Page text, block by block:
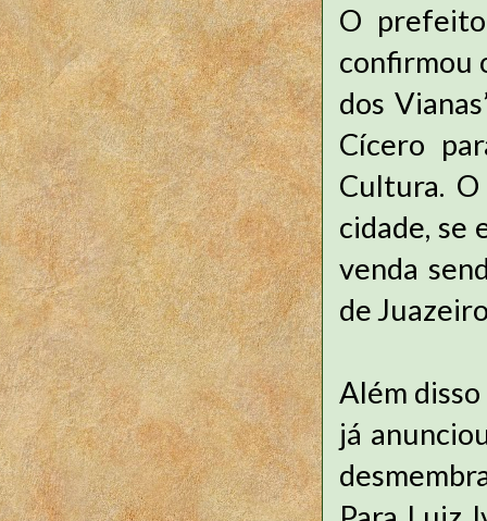
O
confirmou
dos
Cícero
Cultura.
cidade, se
venda
de
Além
já